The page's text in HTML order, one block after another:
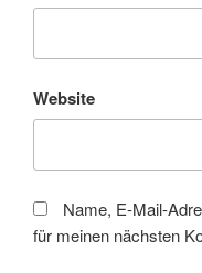
Website
Name, E-Mail-
für meinen nächsten